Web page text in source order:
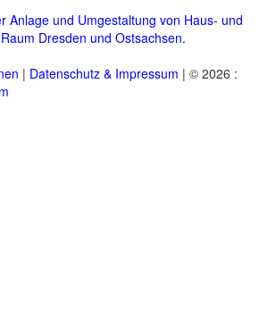
Anlage und Umgestaltung von Haus- und
Dresden und Ostsachsen.
| Datenschutz & Impressum | © 2026 :